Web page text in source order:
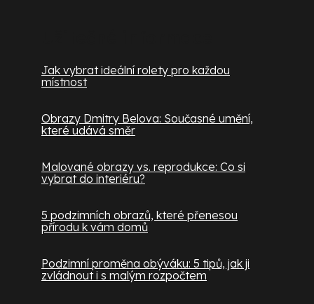
Jak vybrat ideální rolety pro každou
místnost
Obrazy Dmitry Belova: Současné umění,
které udává směr
Malované obrazy vs. reprodukce: Co si
vybrat do interiéru?
5 podzimních obrazů, které přenesou
přírodu k vám domů
Podzimní proměna obýváku: 5 tipů, jak ji
zvládnout i s malým rozpočtem